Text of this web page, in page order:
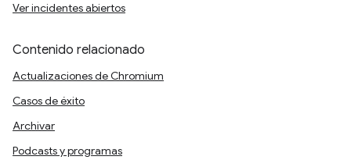
Ver incidentes abiertos
Contenido relacionado
Actualizaciones de Chromium
Casos de éxito
Archivar
Podcasts y programas